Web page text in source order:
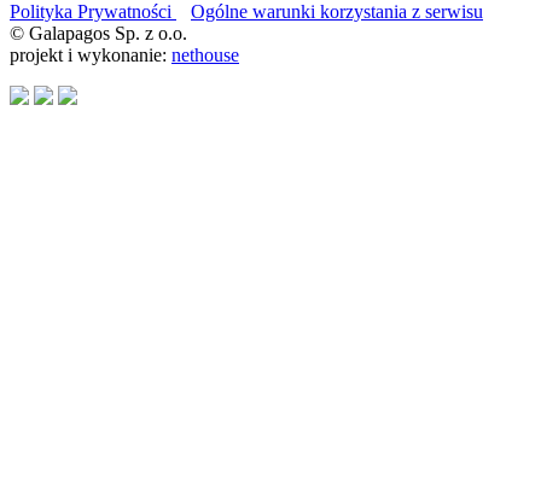
Polityka Prywatności
Ogólne warunki korzystania z serwisu
© Galapagos Sp. z o.o.
projekt i wykonanie: nethouse